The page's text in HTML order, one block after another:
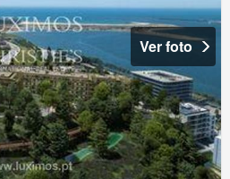
Ver foto